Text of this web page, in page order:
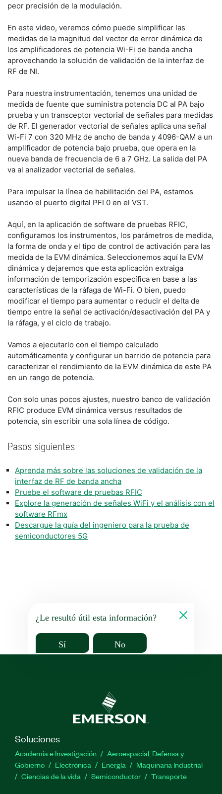
peor precisión de la modulación.
En este video, veremos cómo puede simplificar las
medidas de la magnitud del vector de error dinámica de
los amplificadores de potencia Wi-Fi de banda ancha
aprovechando la solución de validación de la interfaz de
RF de NI.
Para nuestra instrumentación, tenemos una unidad de
medida de fuente que suministra potencia DC al PA bajo
prueba y un transceptor vectorial de señales para medidas
de RF. El generador vectorial de señales aplica una señal
Wi-Fi 7 con 320 MHz de ancho de banda y 4096-QAM a un
amplificador de potencia bajo prueba, que opera en la
nueva banda de frecuencia de 6 a 7 GHz. La salida del PA
va al analizador vectorial de señales.
Para impulsar la línea de habilitación del PA, estamos
usando el puerto digital PFI 0 en el VST.
Aquí, en la aplicación de software de pruebas RFIC,
configuramos los instrumentos, los parámetros de medida,
la forma de onda y el tipo de control de activación para las
medida de la EVM dinámica. Seleccionemos aquí la EVM
dinámica y dejaremos que esta aplicación extraiga
información de temporización específica en base a las
características de la ráfaga de Wi-Fi. O bien, puedo
modificar el tiempo para aumentar o reducir el delta de
tiempo entre la señal de activación/desactivación del PA y
la ráfaga, y el ciclo de trabajo.
Vamos a ejecutarlo con el tiempo calculado
automáticamente y configurar un barrido de potencia para
caracterizar el rendimiento de la EVM dinámica de este PA
en un rango de potencia.
Con solo unas pocos ajustes, nuestro banco de validación
RFIC produce EVM dinámica versus resultados de
potencia, sin escribir una sola línea de código.
Pasos siguientes
Aprenda más sobre las soluciones de validación de la
interfaz de RF de banda ancha
Pruebe el software de pruebas RFIC
Explore la generación de señales WiFi y el análisis con el
software RFmx
Descargue la guía del ingeniero para la prueba de
semiconductores 5G
¿Le resultó útil esta información?
Sí No
Soluciones
Academia e Investigación
Aeroespacial, Defensa y
Gobierno
Electrónica Energía
Maquinaria Industrial
Ciencias de la vida
Semiconductor Transporte